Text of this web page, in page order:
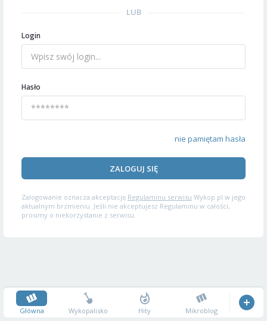
LUB
Login
Hasło
nie pamiętam hasła
ZALOGUJ SIĘ
Zalogowanie oznacza akceptację Regulaminu serwisu Wykop.pl w jego
aktualnym brzmieniu. Jeśli nie akceptujesz Regulaminu w całości,
prosimy o niekorzystanie z serwisu.
Główna Wykopalisko Hity Mikroblog